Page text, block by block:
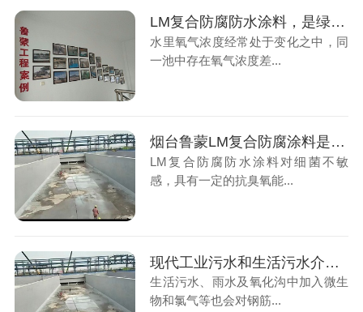
LM复合防腐防水涂料，是绿色水性防腐涂料
水里氧气浓度经常处于变化之中，同
一池中存在氧气浓度差...
烟台鲁蒙LM复合防腐涂料是污水厂防腐的好帮手
LM复合防腐防水涂料对细菌不敏
感，具有一定的抗臭氧能...
现代工业污水和生活污水介质对混凝土构筑物腐蚀的防护
生活污水、雨水及氧化沟中加入微生
物和氯气等也会对钢筋...